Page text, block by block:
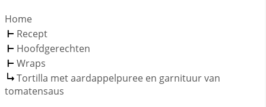
Home
Recept
Hoofdgerechten
Wraps
Tortilla met aardappelpuree en garnituur van
tomatensaus